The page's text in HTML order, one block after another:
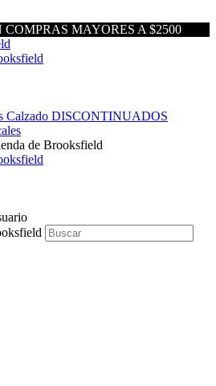
MAYORES A $2500
Calzado DISCONTINUADOS